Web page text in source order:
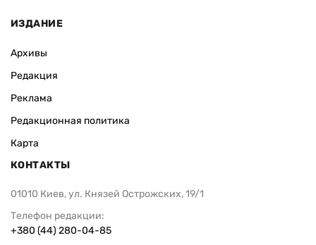
ИЗДАНИЕ
Архивы
Редакция
Реклама
Редакционная политика
Карта
КОНТАКТЫ
01010 Киев, ул. Князей Острожских, 19/1
Телефон редакции:
+380 (44) 280-04-85